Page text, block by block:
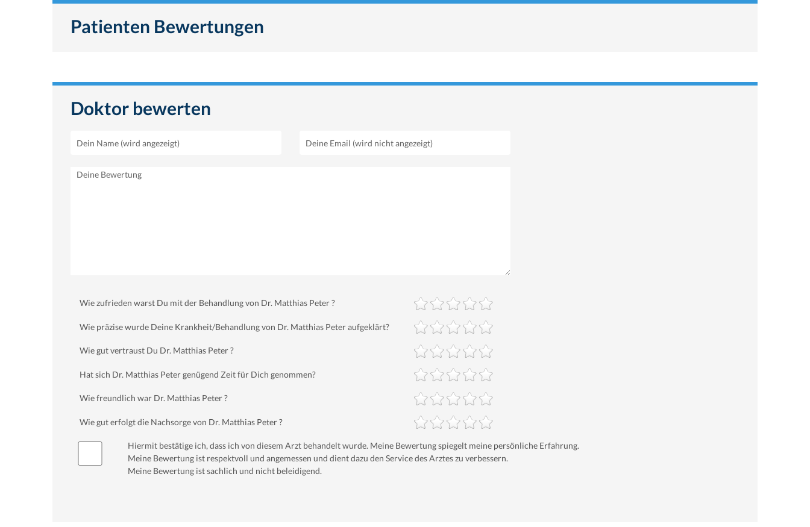
Patienten Bewertungen
Doktor bewerten
Wie zufrieden warst Du mit der Behandlung von Dr. Matthias Peter ?
Wie präzise wurde Deine Krankheit/Behandlung von Dr. Matthias Peter aufgeklärt?
Wie gut vertraust Du Dr. Matthias Peter ?
Hat sich Dr. Matthias Peter genügend Zeit für Dich genommen?
Wie freundlich war Dr. Matthias Peter ?
Wie gut erfolgt die Nachsorge von Dr. Matthias Peter ?
Hiermit bestätige ich, dass ich von diesem Arzt behandelt wurde. Meine Bewertung spiegelt meine persönliche Erfahrung.
Meine Bewertung ist respektvoll und angemessen und dient dazu den Service des Arztes zu verbessern.
Meine Bewertung ist sachlich und nicht beleidigend.